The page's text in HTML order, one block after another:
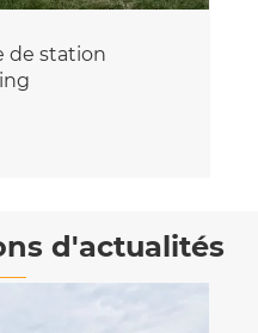
d'actualités